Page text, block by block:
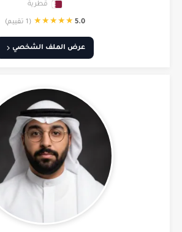
قطرية
5.0
★
★
★
★
★ (1 تقييم)
عرض الملف الشخصي